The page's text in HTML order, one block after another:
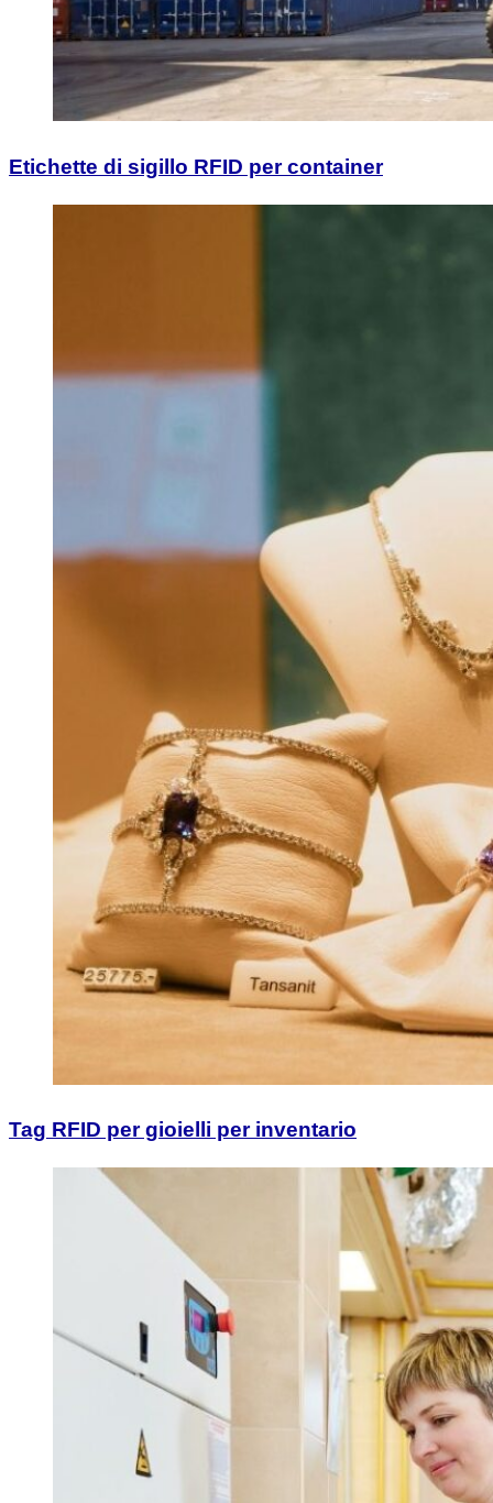
Etichette di sigillo RFID per container
Tag RFID per gioielli per inventario